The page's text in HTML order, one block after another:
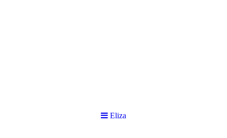
Eliza